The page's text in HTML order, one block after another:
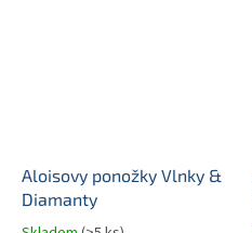
Aloisovy ponožky Vlnky &
Diamanty